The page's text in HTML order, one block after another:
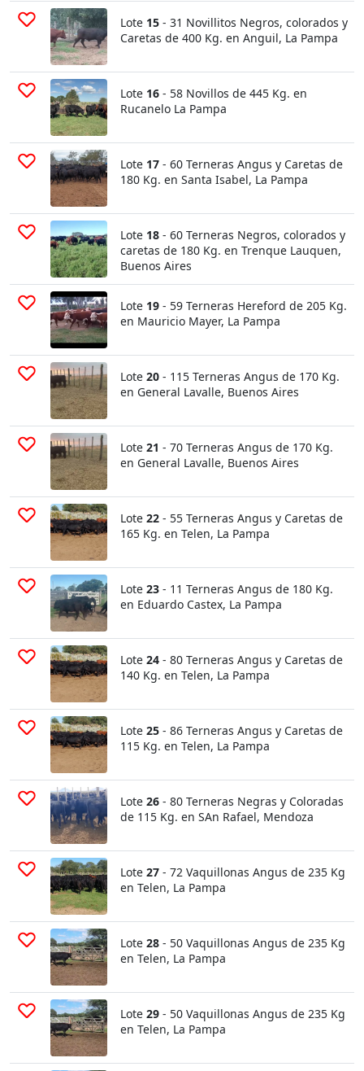
Lote 15 - 31 Novillitos Negros, colorados y
Caretas de 400 Kg. en Anguil, La Pampa
Lote 16 - 58 Novillos de 445 Kg. en
Rucanelo La Pampa
Lote 17 - 60 Terneras Angus y Caretas de
180 Kg. en Santa Isabel, La Pampa
Lote 18 - 60 Terneras Negros, colorados y
caretas de 180 Kg. en Trenque Lauquen,
Buenos Aires
Lote 19 - 59 Terneras Hereford de 205 Kg.
en Mauricio Mayer, La Pampa
Lote 20 - 115 Terneras Angus de 170 Kg.
en General Lavalle, Buenos Aires
Lote 21 - 70 Terneras Angus de 170 Kg.
en General Lavalle, Buenos Aires
Lote 22 - 55 Terneras Angus y Caretas de
165 Kg. en Telen, La Pampa
Lote 23 - 11 Terneras Angus de 180 Kg.
en Eduardo Castex, La Pampa
Lote 24 - 80 Terneras Angus y Caretas de
140 Kg. en Telen, La Pampa
Lote 25 - 86 Terneras Angus y Caretas de
115 Kg. en Telen, La Pampa
Lote 26 - 80 Terneras Negras y Coloradas
de 115 Kg. en SAn Rafael, Mendoza
Lote 27 - 72 Vaquillonas Angus de 235 Kg
en Telen, La Pampa
Lote 28 - 50 Vaquillonas Angus de 235 Kg
en Telen, La Pampa
Lote 29 - 50 Vaquillonas Angus de 235 Kg
en Telen, La Pampa